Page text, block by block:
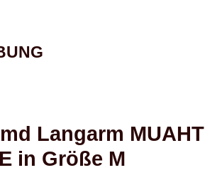
Langarm MUAHT
in Größe M